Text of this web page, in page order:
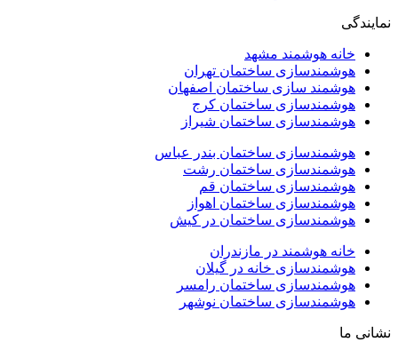
نمایندگی
خانه هوشمند مشهد
هوشمندسازی ساختمان تهران
هوشمند سازی ساختمان اصفهان
هوشمندسازی ساختمان کرج
هوشمندسازی ساختمان شیراز
هوشمندسازی ساختمان بندر عباس
هوشمندسازی ساختمان رشت
هوشمندسازی ساختمان قم
هوشمندسازی ساختمان اهواز
هوشمندسازی ساختمان در کیش
خانه هوشمند در مازندران
هوشمندسازی خانه در گیلان
هوشمندسازی ساختمان رامسر
هوشمندسازی ساختمان نوشهر
نشانی ما